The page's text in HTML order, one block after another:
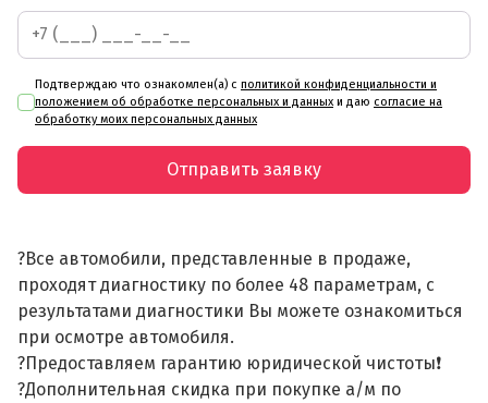
Подтверждаю что ознакомлен(а) с политикой конфиденциальности и
положением об обработке персональных и данных и даю согласие на
обработку моих персональных данных
Отправить заявку
?Все автомобили, представленные в продаже,
проходят диагностику по более 48 параметрам, с
результатами диагностики Вы можете ознакомиться
при осмотре автомобиля.
?Предоставляем гарантию юридической чистоты❗
?Дополнительная скидка при покупке а/м по